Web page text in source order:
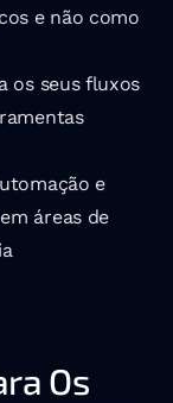
e não como
os seus fluxos
e
áreas de
Os